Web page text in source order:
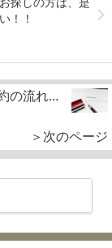
！！
の流れ...
＞次のページ